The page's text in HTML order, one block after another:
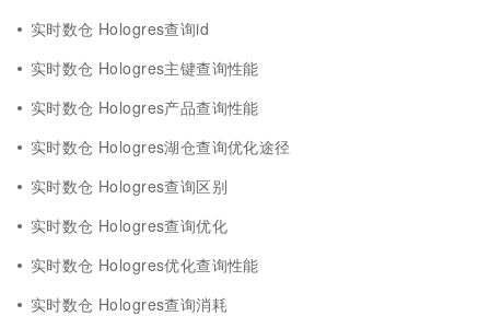
实时数仓 Hologres查询id
实时数仓 Hologres主键查询性能
实时数仓 Hologres产品查询性能
实时数仓 Hologres湖仓查询优化途径
实时数仓 Hologres查询区别
实时数仓 Hologres查询优化
实时数仓 Hologres优化查询性能
实时数仓 Hologres查询消耗